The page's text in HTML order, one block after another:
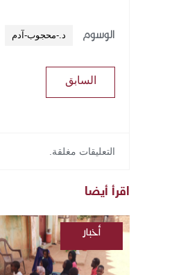
الوسوم د.-محجوب-آدم
السابق
التعليقات مغلقة.
اقرأ أيضا
أخبار
/